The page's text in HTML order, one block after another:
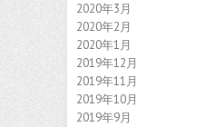
2020年3月
2020年2月
2020年1月
2019年12月
2019年11月
2019年10月
2019年9月